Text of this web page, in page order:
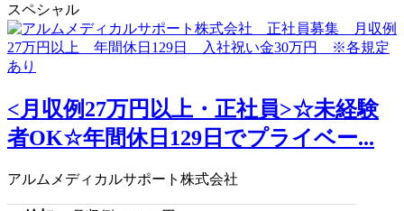
スペシャル
<月収例27万円以上・正社員>☆未経験
者OK☆年間休日129日でプライベー...
アルムメディカルサポート株式会社